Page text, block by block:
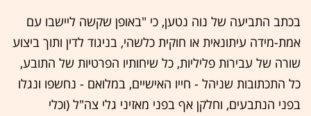
בכתב התביעה של נוה נטען, כי "באופן שקשה ליישבו עם
אמת-מידה עיתונאית או חוקית כלשהי, בניגוד לדין ותוך ביצוע
שורה של עבירות פליליות, כל שיחותיו הפרטיות של התובע,
כל התכתובות שניהל - חייו האישיים, במלואם - נחשפו ונגלו
בפני הנתבעים, וחלקן אף בפני מאזיני גלי צה"ל (וכלי